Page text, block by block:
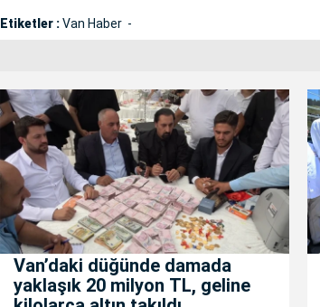
Etiketler :Van Haber
Van’daki düğünde damada
yaklaşık 20 milyon TL, geline